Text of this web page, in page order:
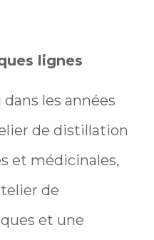
lignes
les années
de distillation
et médicinales,
de
et une